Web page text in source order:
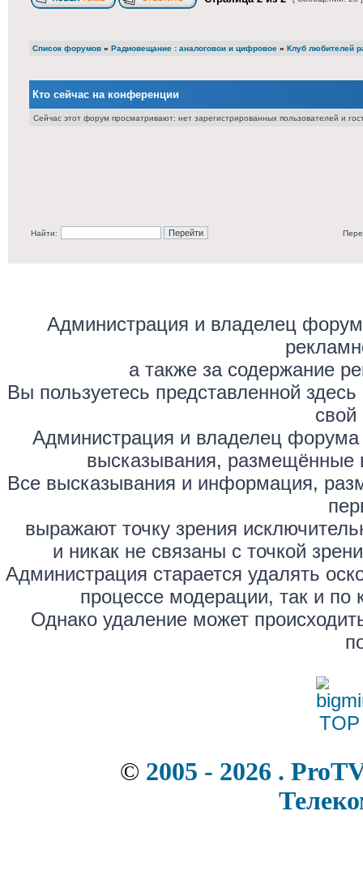
Список форумов » Радиовещание : аналоговои и цифровое » Клуб любителей
Кто сейчас на конференции
Сейчас этот форум просматривают: нет зарегистрированных пользователей и
Найти:
Администрация и владелец
а также за содержание
Вы пользуетесь представленной
свой
Администрация и владелец форума
высказывания, размещённые
Все высказывания и информация,
выражают точку зрения
и никак не связаны с точкой
Администрация старается удалять
процессе модерации, так и по
Однако удаление может
© 2005 - 2026 .